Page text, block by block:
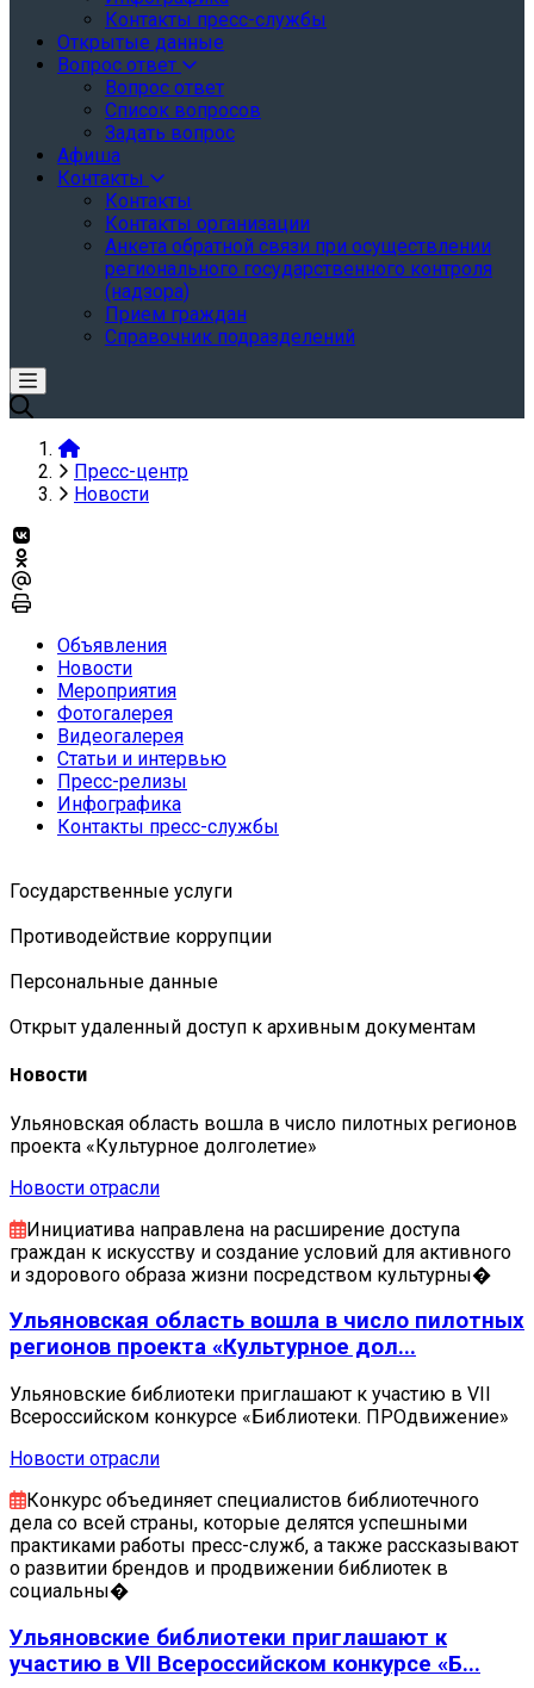
Контакты пресс-службы
Открытые данные
Вопрос ответ
Вопрос ответ
Список вопросов
Задать вопрос
Афиша
Контакты
Контакты
Контакты организации
Анкета обратной связи при осуществлении
регионального государственного контроля
(надзора)
Прием граждан
Справочник подразделений
Пресс-центр
Новости
Объявления
Новости
Мероприятия
Фотогалерея
Видеогалерея
Статьи и интервью
Пресс-релизы
Инфографика
Контакты пресс-службы
Государственные услуги
Противодействие коррупции
Персональные данные
Открыт удаленный доступ к архивным документам
Новости
Ульяновская область вошла в число пилотных регионов
проекта «Культурное долголетие»
Новости отрасли
Инициатива направлена на расширение доступа
граждан к искусству и создание условий для активного
и здорового образа жизни посредством культурны�
Ульяновская область вошла в число пилотных
регионов проекта «Культурное дол...
Ульяновские библиотеки приглашают к участию в VII
Всероссийском конкурсе «Библиотеки. ПРОдвижение»
Новости отрасли
Конкурс объединяет специалистов библиотечного
дела со всей страны, которые делятся успешными
практиками работы пресс-служб, а также рассказывают
о развитии брендов и продвижении библиотек в
социальны�
Ульяновские библиотеки приглашают к
участию в VII Всероссийском конкурсе «Б...